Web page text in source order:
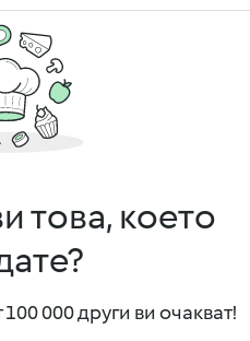
това, което
000 други ви очакват!